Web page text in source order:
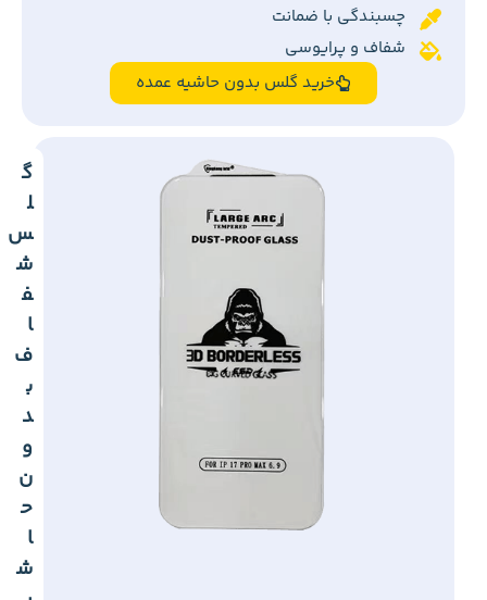
چسبندگی با ضمانت
شفاف و پرایوسی
خرید گلس بدون حاشیه عمده
گ
ل
س
ش
ف
ا
ف
ب
د
و
ن
ح
ا
ش